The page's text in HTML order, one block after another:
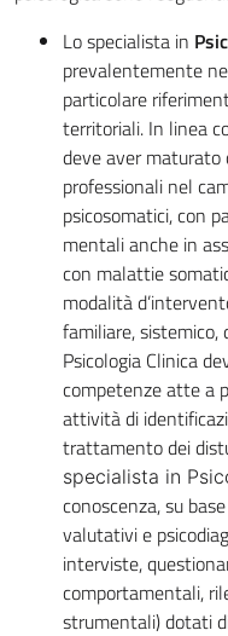
Lo specialista in
prevalentemente
particolare
territoriali. In linea
deve aver maturato
professionali nel
psicosomatici, con
mentali anche in
con malattie
modalità
familiare, sistemico,
Psicologia Clinica
competenze atte a
attività di
trattamento dei
specialista in
conoscenza, su
valutativi e
interviste,
comportamentali,
strumentali) dotati